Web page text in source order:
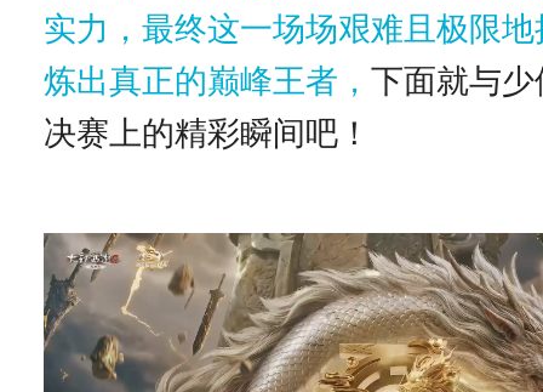
实力，最终这一场场艰难且极限
炼出真正的巅峰王者，下面就与
决赛上的精彩瞬间吧！